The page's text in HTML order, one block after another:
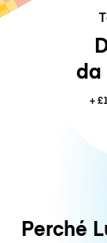
da
+
Perché